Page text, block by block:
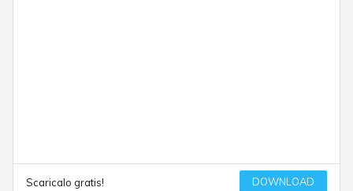
Scaricalo gratis! DOWNLOAD